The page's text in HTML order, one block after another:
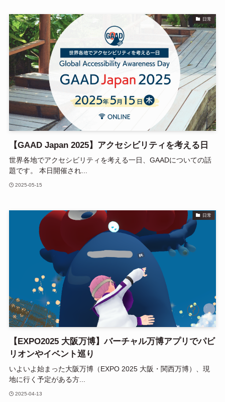
日常
【GAAD Japan 2025】アクセシビリティを考える日
世界各地でアクセシビリティを考える一日、GAADについての話
題です。 本日開催され...
2025-05-15
日常
【EXPO2025 大阪万博】バーチャル万博アプリでパビ
リオンやイベント巡り
いよいよ始まった大阪万博（EXPO 2025 大阪・関西万博）、現
地に行く予定がある方...
2025-04-13